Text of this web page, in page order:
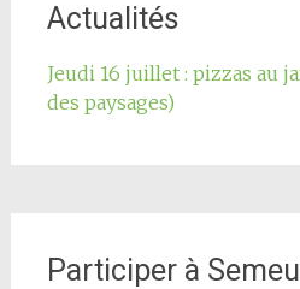
Actualités
Jeudi 16 juillet : pizzas au
des paysages)
Participer à